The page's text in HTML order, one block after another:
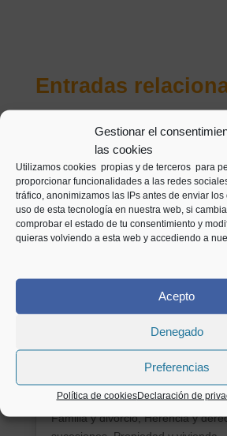
Gestionar el
las cookies
Utilizamos cookies propias y de terceros para
proporcionar funcionalidades a las redes
tráfico, anonimizamos las IPs antes de enviar
uso de esta tecnología en nuestra web, si
comprobar el estado de tu consentimiento y
quieras volviendo a esta web y accediendo a
Acepto
Denegado
Preferencias
Política de cookiesDeclaración de
Entradas
Extinción de
qué es, cómo se
cuánto cuesta
porAbogadosyMás|Mar 10, 2026
Familia y divorcio,Herencia y